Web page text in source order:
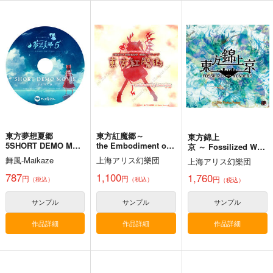
黄昏フロンティア
東方Project
サンプル
カート
上海アリス幻樂団
1,100
東方Project
サンプル
カート
東方Project
十六夜 咲夜
サンプル
カート
／Magical-マジカル-
東方夢想夏郷
5SHORT DEMO MOV
IE
舞風-Maikaze
787円 （税込）
サンプル
作品詳細
東方紅魔郷～
the Embodiment of
Scarlet Devil～
上海アリス幻樂団
1,100円 （税込）
サンプル
作品詳細
東方錦上
京 ～ Fossilized Won
ders.
上海アリス幻樂団
1,760円 （税込）
サンプル
作品詳細